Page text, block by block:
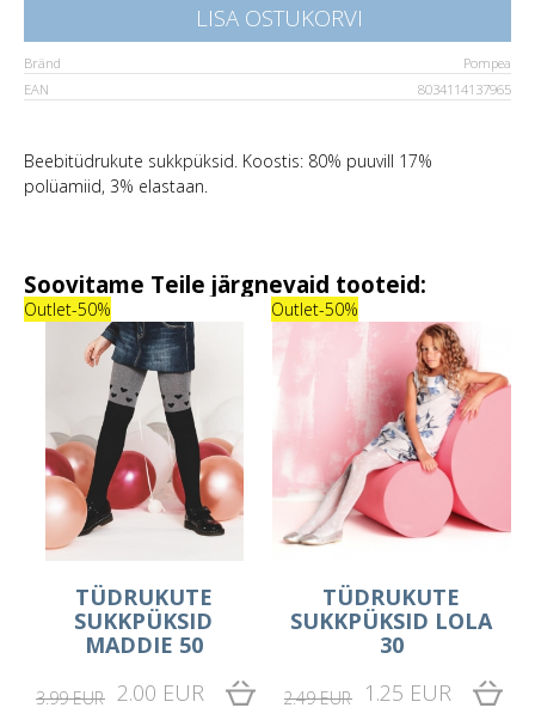
LISA OSTUKORVI
Bränd
Pompea
EAN
8034114137965
Beebitüdrukute sukkpüksid. Koostis: 80% puuvill 17%
polüamiid, 3% elastaan.
Soovitame Teile järgnevaid tooteid:
Outlet-50%
TÜDRUKUTE
SUKKPÜKSID
MADDIE 50
3.99 EUR 2.00 EUR
Outlet-50%
TÜDRUKUTE
SUKKPÜKSID LOLA
30
2.49 EUR 1.25 EUR